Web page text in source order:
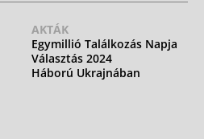
AKTÁK
Egymillió Találkozás Napja
Választás 2024
Háború Ukrajnában